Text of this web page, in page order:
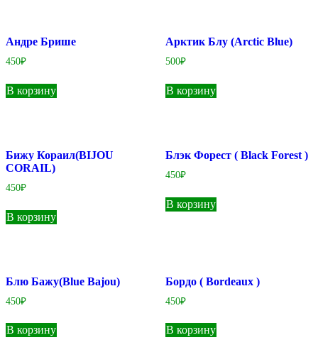
Андре Брише
450₽
В корзину
Арктик Блу (Arctic Blue)
500₽
В корзину
Бижу Кораил(BIJOU
CORAIL)
450₽
В корзину
Блэк Форест ( Black Forest )
450₽
В корзину
Блю Бажу(Blue Bajou)
450₽
В корзину
Бордо ( Bordeaux )
450₽
В корзину